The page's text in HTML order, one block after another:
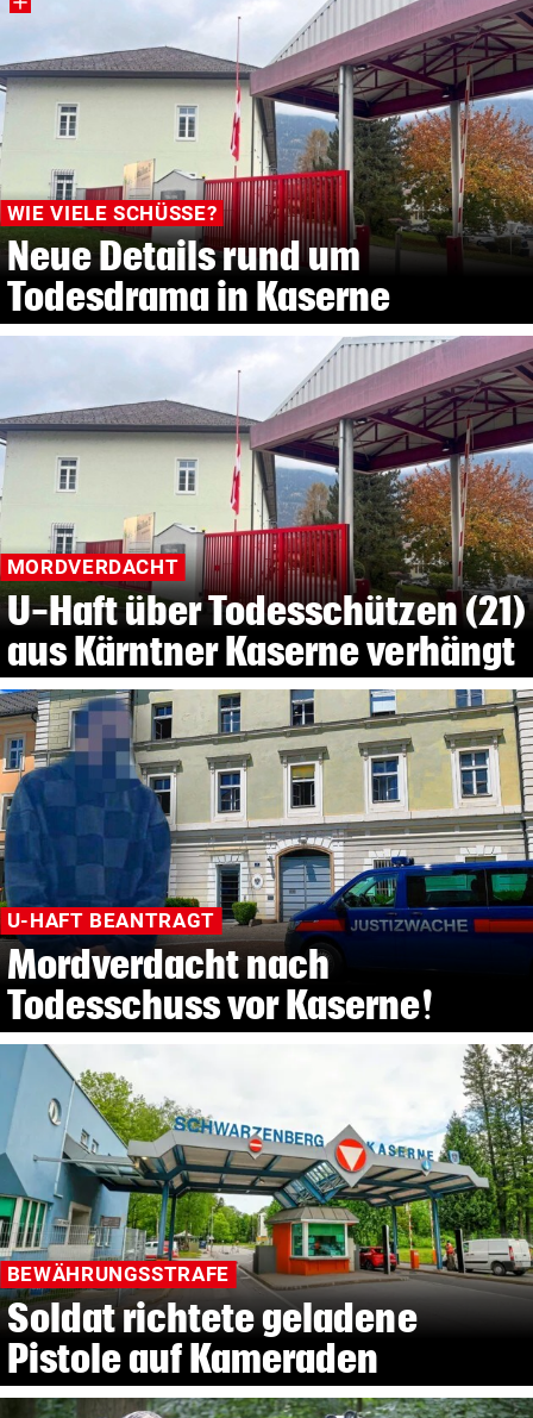
WIE VIELE SCHÜSSE?
Neue Details rund um
Todesdrama in Kaserne
MORDVERDACHT
U-Haft über Todesschützen (21)
aus Kärntner Kaserne verhängt
U-HAFT BEANTRAGT
Mordverdacht nach
Todesschuss vor Kaserne!
BEWÄHRUNGSSTRAFE
Soldat richtete geladene
Pistole auf Kameraden